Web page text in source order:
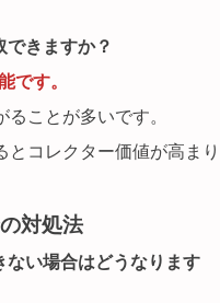
できますか？
です。
ことが多いです。
コレクター価値が高まり
対処法
ない場合はどうなります